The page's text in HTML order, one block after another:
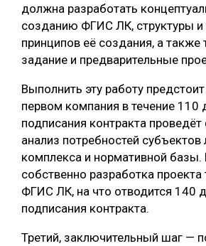
КОМПЛЕКСНАЯ ПЕРЕРАБОТКА
ДЕРЕВЯННОЕ ДОМОСТРОЕНИЕ
БЕЗОПАСНОЕ ПРОИЗВОДСТВО
СОРТИРОВКА ДРЕВЕСИНЫ
СУШКА ДРЕВЕСИНЫ
МЕБЕЛЬНОЕ ПРОИЗВОДСТВО
должна разработать
созданию ФГИС ЛК, структуры и
принципов её создания, а также
задание и предварительные
Выполнить эту работу
первом компания в течение 110
подписания контракта
анализ потребностей субъектов
комплекса и нормативной базы.
собственно разработка проекта
ФГИС ЛК, на что отводится 140
подписания контракта.
Третий, заключительный шаг —